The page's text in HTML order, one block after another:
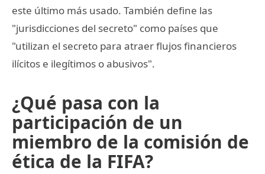
este último más usado. También define las
"jurisdicciones del secreto" como países que
"utilizan el secreto para atraer flujos financieros
ilícitos e ilegítimos o abusivos".
¿Qué pasa con la
participación de un
miembro de la comisión de
ética de la FIFA?